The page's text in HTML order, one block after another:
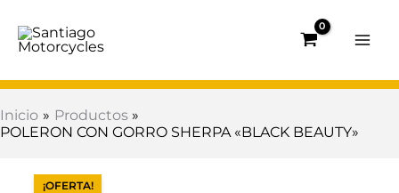
contenido
Inicio
Productos
POLERON CON GORRO SHERPA «BLACK BEAUTY»
¡OFERTA!
CON